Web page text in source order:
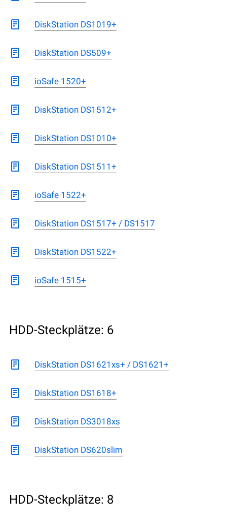
DiskStation DS1019+
DiskStation DS509+
ioSafe 1520+
DiskStation DS1512+
DiskStation DS1010+
DiskStation DS1511+
ioSafe 1522+
DiskStation DS1517+ / DS1517
DiskStation DS1522+
ioSafe 1515+
HDD-Steckplätze: 6
DiskStation DS1621xs+ / DS1621+
DiskStation DS1618+
DiskStation DS3018xs
DiskStation DS620slim
HDD-Steckplätze: 8